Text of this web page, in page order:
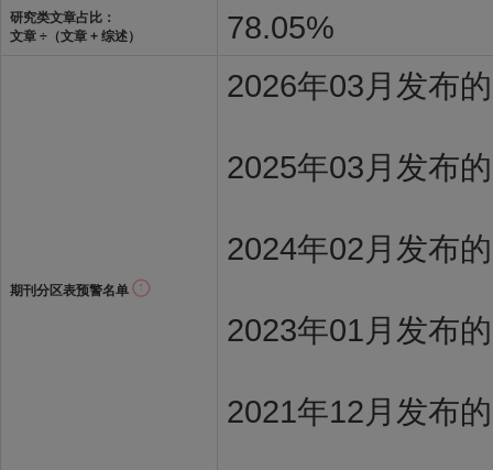
研究类文章占比：
文章 ÷（文章 + 综述）
78.05%
期刊分区表预警名单
2026年03月发布
2025年03月发布
2024年02月发布
2023年01月发布
2021年12月发布